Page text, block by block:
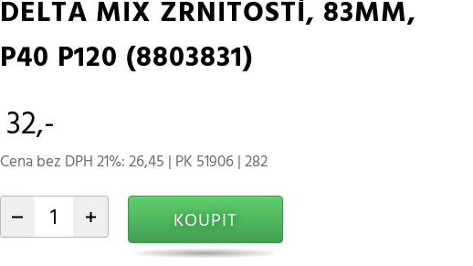
DELTA MIX ZRNITOSTÍ, 83MM,
P40 P120 (8803831)
32,-
Cena bez DPH 21%: 26,45 | PK 51906 | 282
- + KOUPIT